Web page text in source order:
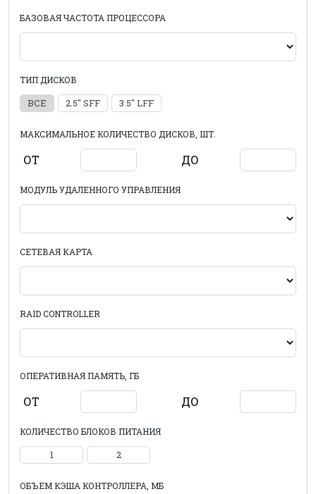
БАЗОВАЯ ЧАСТОТА ПРОЦЕССОРА
ТИП ДИСКОВ
ВСЕ 2.5" SFF 3.5" LFF
МАКСИМАЛЬНОЕ КОЛИЧЕСТВО ДИСКОВ, ШТ.
ОТ ДО
МОДУЛЬ УДАЛЕННОГО УПРАВЛЕНИЯ
СЕТЕВАЯ КАРТА
RAID CONTROLLER
ОПЕРАТИВНАЯ ПАМЯТЬ, ГБ
ОТ ДО
КОЛИЧЕСТВО БЛОКОВ ПИТАНИЯ
1 2
ОБЪЕМ КЭША КОНТРОЛЛЕРА, МБ